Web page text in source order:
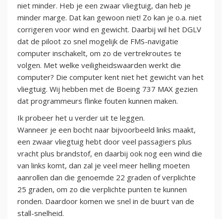
niet minder. Heb je een zwaar vliegtuig, dan heb je
minder marge. Dat kan gewoon niet! Zo kan je o.a. niet
corrigeren voor wind en gewicht. Daarbij wil het DGLV
dat de piloot zo snel mogelijk de FMS-navigatie
computer inschakelt, om zo de vertrekroutes te
volgen. Met welke veiligheidswaarden werkt die
computer? Die computer kent niet het gewicht van het
vliegtuig. Wij hebben met de Boeing 737 MAX gezien
dat programmeurs flinke fouten kunnen maken.
Ik probeer het u verder uit te leggen.
Wanneer je een bocht naar bijvoorbeeld links maakt,
een zwaar vliegtuig hebt door veel passagiers plus
vracht plus brandstof, en daarbij ook nog een wind die
van links komt, dan zal je veel meer helling moeten
aanrollen dan die genoemde 22 graden of verplichte
25 graden, om zo die verplichte punten te kunnen
ronden. Daardoor komen we snel in de buurt van de
stall-snelheid.